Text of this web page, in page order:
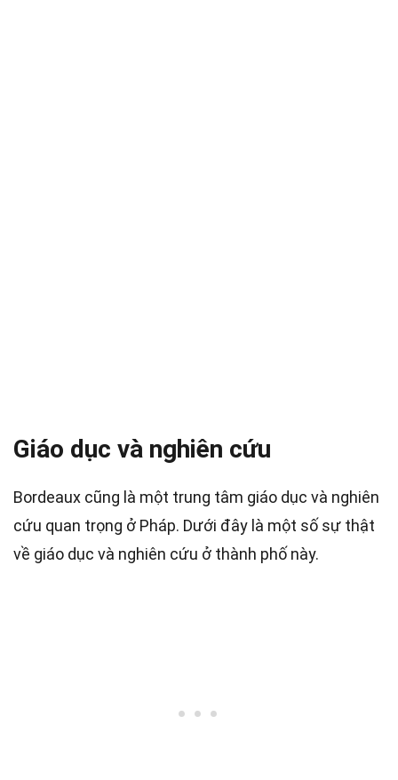
Giáo dục và nghiên cứu
Bordeaux cũng là một trung tâm giáo dục và nghiên
cứu quan trọng ở Pháp. Dưới đây là một số sự thật
về giáo dục và nghiên cứu ở thành phố này.